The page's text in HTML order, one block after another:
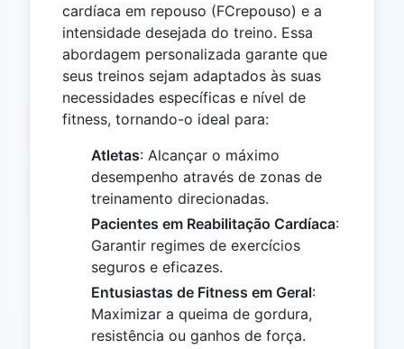
cardíaca em repouso (FCrepouso) e a
intensidade desejada do treino. Essa
abordagem personalizada garante que
seus treinos sejam adaptados às suas
necessidades específicas e nível de
fitness, tornando-o ideal para:
Atletas: Alcançar o máximo
desempenho através de zonas de
treinamento direcionadas.
Pacientes em Reabilitação Cardíaca:
Garantir regimes de exercícios
seguros e eficazes.
Entusiastas de Fitness em Geral:
Maximizar a queima de gordura,
resistência ou ganhos de força.